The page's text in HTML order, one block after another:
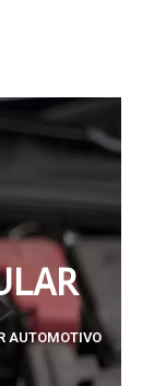
AUTOMOTIVO